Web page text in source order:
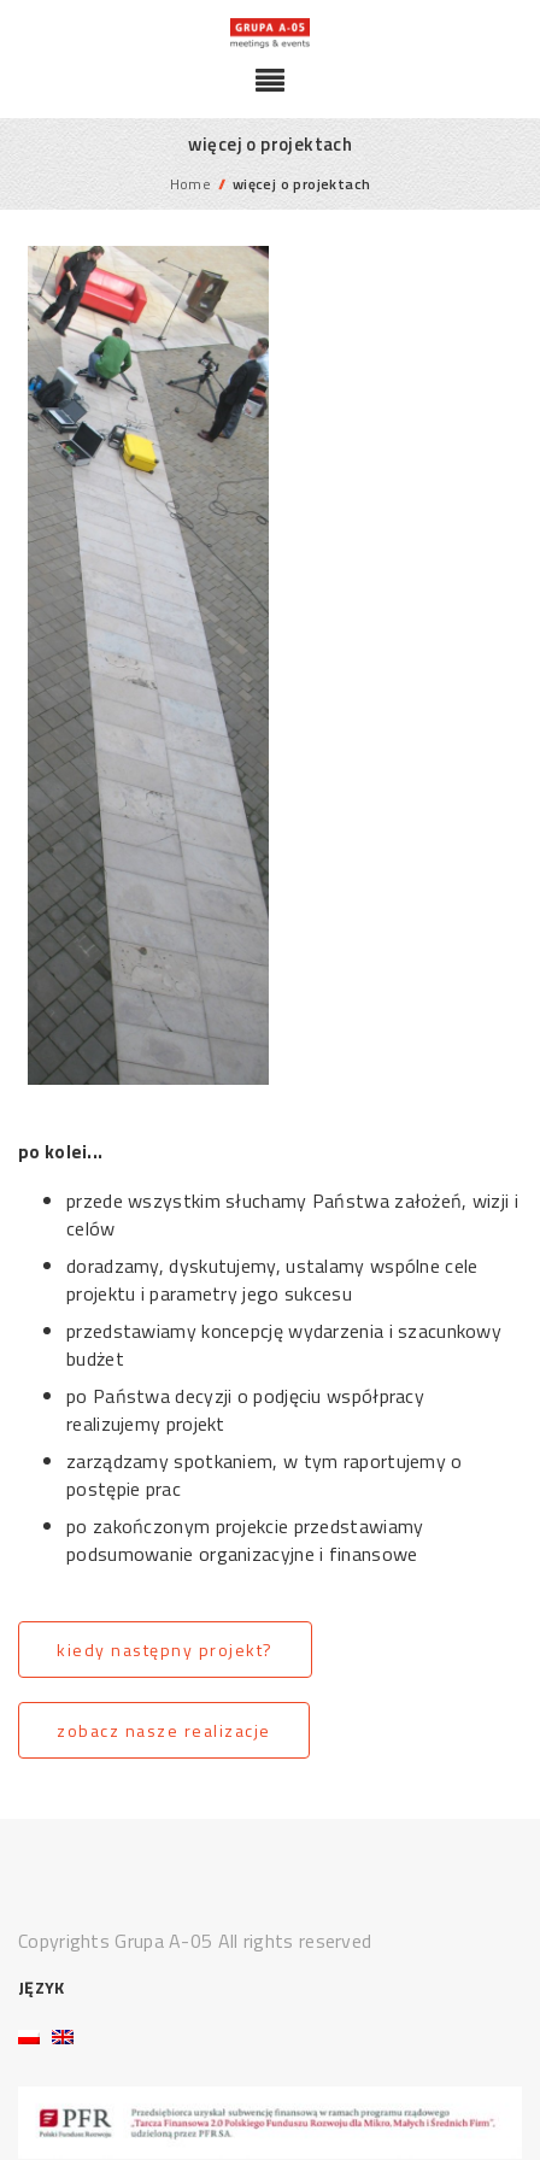
więcej o projektach
Home // więcej o projektach
po kolei...
przede wszystkim słuchamy Państwa założeń, wizji i
celów
doradzamy, dyskutujemy, ustalamy wspólne cele
projektu i parametry jego sukcesu
przedstawiamy koncepcję wydarzenia i szacunkowy
budżet
po Państwa decyzji o podjęciu współpracy
realizujemy projekt
zarządzamy spotkaniem, w tym raportujemy o
postępie prac
po zakończonym projekcie przedstawiamy
podsumowanie organizacyjne i finansowe
kiedy następny projekt?
zobacz nasze realizacje
Copyrights Grupa A-05 All rights reserved
JĘZYK